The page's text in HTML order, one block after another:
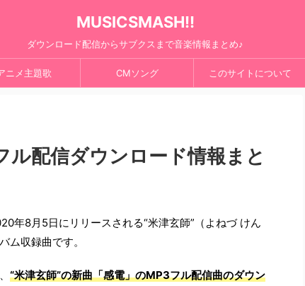
MUSICSMASH!!
ダウンロード配信からサブクスまで音楽情報まとめ♪
ニメ主題歌 CMソング このサイトについて
ル配信ダウンロード情報まと
年8月5日にリリースされる“米津玄師”（よねづ けん
ム収録曲です。
“米津玄師”の新曲「感電」のMP3フル配信曲のダウン